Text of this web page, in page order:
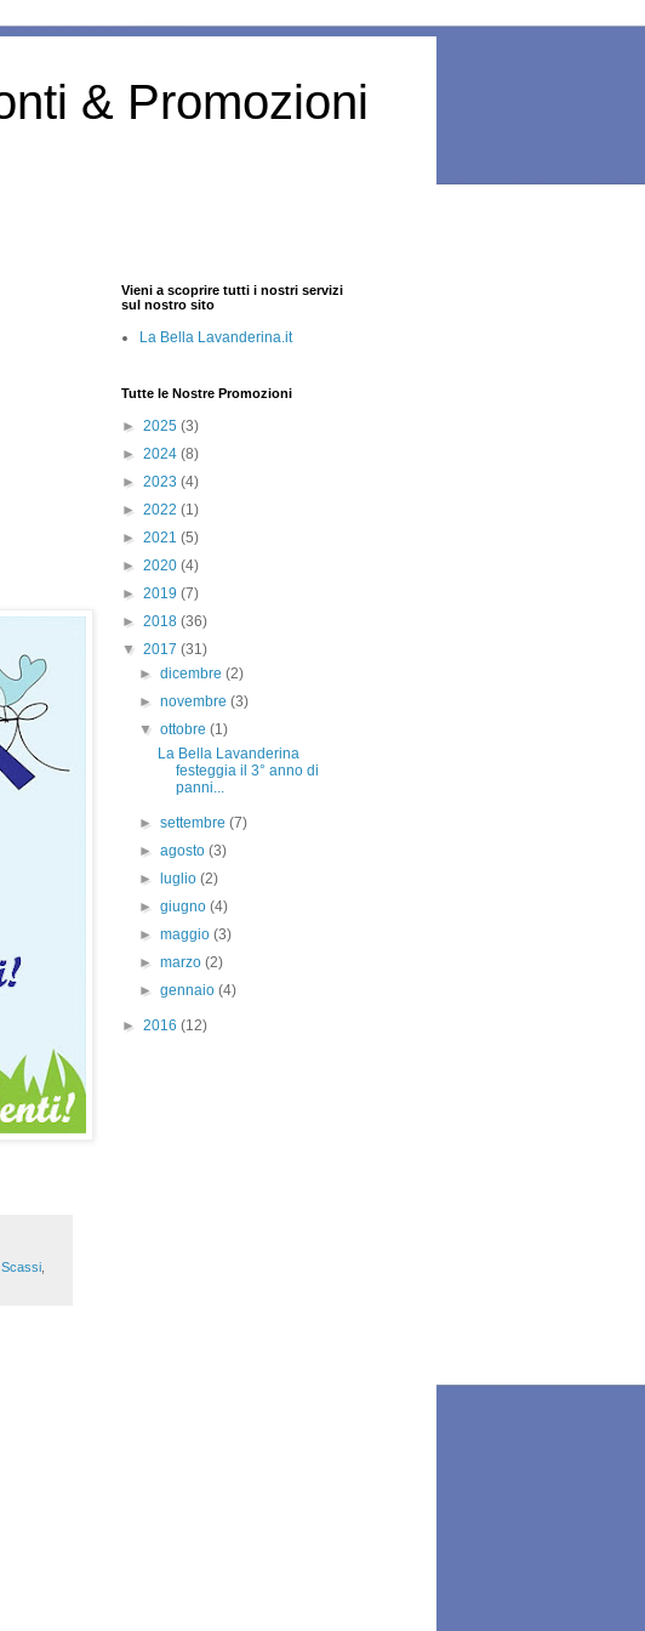
& Promozioni
Vieni a scoprire tutti i nostri servizi
sul nostro sito
La Bella Lavanderina.it
Tutte le Nostre Promozioni
► 2025 (3)
► 2024 (8)
► 2023 (4)
► 2022 (1)
► 2021 (5)
► 2020 (4)
► 2019 (7)
► 2018 (36)
▼ 2017 (31)
►dicembre(2)
►novembre(3)
▼ottobre(1)
La Bella Lavanderina
festeggia il 3° anno di
panni...
►settembre(7)
►agosto(3)
►
luglio(2)
►giugno(4)
►maggio(3)
►marzo(2)
►gennaio(4)
► 2016 (12)